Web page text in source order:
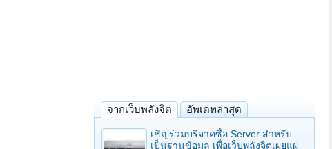
จากเว็บพลังจิต อัพเดทล่าสุด
เชิญร่วมบริจาคซื้อ Server สำหรับ
เป็นฐานข้อมูล เพื่อเว็บพลังจิตเผยแผ่